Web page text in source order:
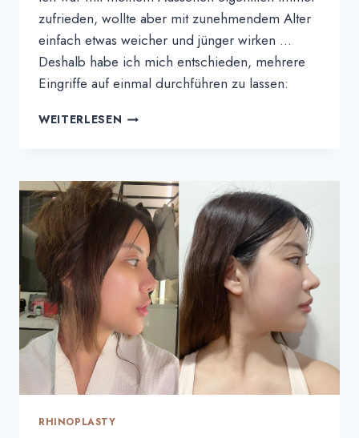
zufrieden, wollte aber mit zunehmendem Alter
einfach etwas weicher und jünger wirken …
Deshalb habe ich mich entschieden, mehrere
Eingriffe auf einmal durchführen zu lassen:
WEITERLESEN HONG'S
ALL-
IN-
ONE
GESICHTS-
UND
KÖRPERTRANSFORMATION
BEI
THEPLUS
RHINOPLASTY